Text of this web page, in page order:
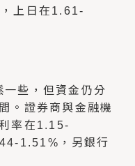
上日在1.61-
一些，但資金仍分
。證券商與金融機
率在1.15-
1.51%，另銀行